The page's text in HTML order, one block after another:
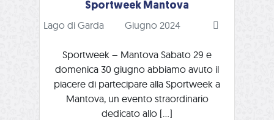
Sportweek Mantova
Lago di Garda Giugno 2024
Sportweek – Mantova Sabato 29 e
domenica 30 giugno abbiamo avuto il
piacere di partecipare alla Sportweek a
Mantova, un evento straordinario
dedicato allo […]